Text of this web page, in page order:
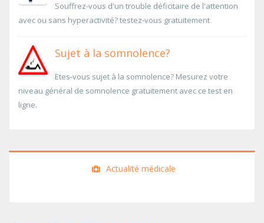
Souffrez-vous d'un trouble déficitaire de l'attention
avec ou sans hyperactivité? testez-vous gratuitement
Sujet à la somnolence?
Etes-vous sujet à la somnolence? Mesurez votre
niveau général de somnolence gratuitement avec ce test en
ligne.
Actualité médicale